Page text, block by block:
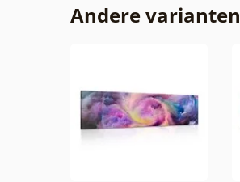
Andere varianten